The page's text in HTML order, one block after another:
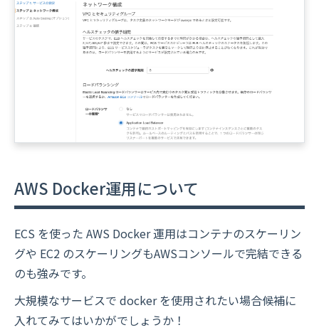
AWS Docker運用について
ECS を使った AWS Docker 運用はコンテナのスケーリン
グや EC2 のスケーリングもAWSコンソールで完結できる
のも強みです。
大規模なサービスで docker を使用されたい場合候補に
入れてみてはいかがでしょうか！